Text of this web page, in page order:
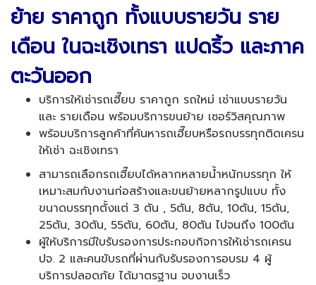
ย้าย ราคาถูก ทั้งแบบรายวัน ราย
เดือน ในฉะเชิงเทรา แปดริ้ว และภาค
ตะวันออก
บริการให้เช่ารถเฮี๊ยบ ราคาถูก รถใหม่ เช่าแบบรายวัน
และ รายเดือน พร้อมบริการขนย้าย เซอร์วิสคุณภาพ
พร้อมบริการลูกค้าที่ค้นหารถเฮี๊ยบหรือรถบรรทุกติดเครน
ให้เช่า ฉะเชิงเทรา
สามารถเลือกรถเฮี๊ยบได้หลากหลายน้ำหนักบรรทุก ให้
เหมาะสมกับงานก่อสร้างและขนย้ายหลากรูปแบบ ทั้ง
ขนาดบรรทุกตั้งแต่ 3 ตัน , 5ตัน, 8ตัน, 10ตัน, 15ตัน,
25ตัน, 30ตัน, 55ตัน, 60ตัน, 80ตัน ไปจนถึง 100ตัน
ผู้ให้บริการมีใบรับรองการประกอบกิจการให้เช่ารถเครน
ปจ. 2 และคนขับรถที่ผ่านกับรับรองการอบรม 4 ผู้
บริการปลอดภัย ได้มาตรฐาน จบงานเร็ว